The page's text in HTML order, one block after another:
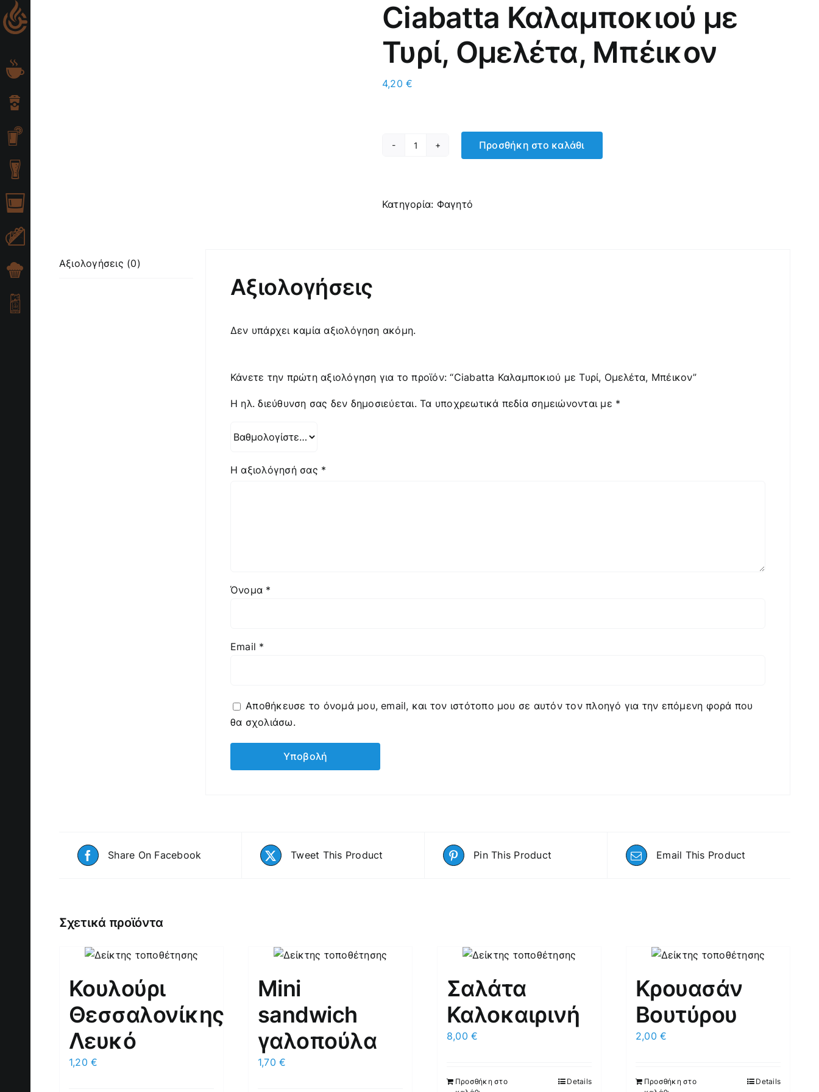
Skip
to
Ciabatta Καλαμποκιού με
Τυρί, Ομελέτα, Μπέικον
4,20€
Ciabatta
Τυρί,
Προσθήκη στο καλάθι
Κατηγορία: Φαγητό
Αξιολογήσεις (0)
Αξιολογήσεις
Δεν υπάρχει καμία αξιολόγηση ακόμη.
Κάνετε την πρώτη αξιολόγηση για το προϊόν: “Ciabatta Καλαμποκιού με Τυρί, Ομελέτα, Μπέικον”
Η ηλ. διεύθυνση σας δεν δημοσιεύεται. Τα υποχρεωτικά πεδία σημειώνονται με *
Η αξιολόγησή σας *
Όνομα *
Email *
Αποθήκευσε το όνομά μου, email, και τον ιστότοπο μου σε αυτόν τον πλοηγό για την επόμενη φορά που
θα σχολιάσω.
Share On Facebook Tweet This Product Pin This Product Email This Product
Σχετικά προϊόντα
Κουλούρι
Θεσσαλονίκης
Λευκό
1,20€
Mini
sandwich
γαλοπούλα
1,70€
Σαλάτα
Καλοκαιρινή
8,00€
Προσθήκη στο
Details
Κρουασάν
Βουτύρου
2,00€
Προσθήκη στο
Details